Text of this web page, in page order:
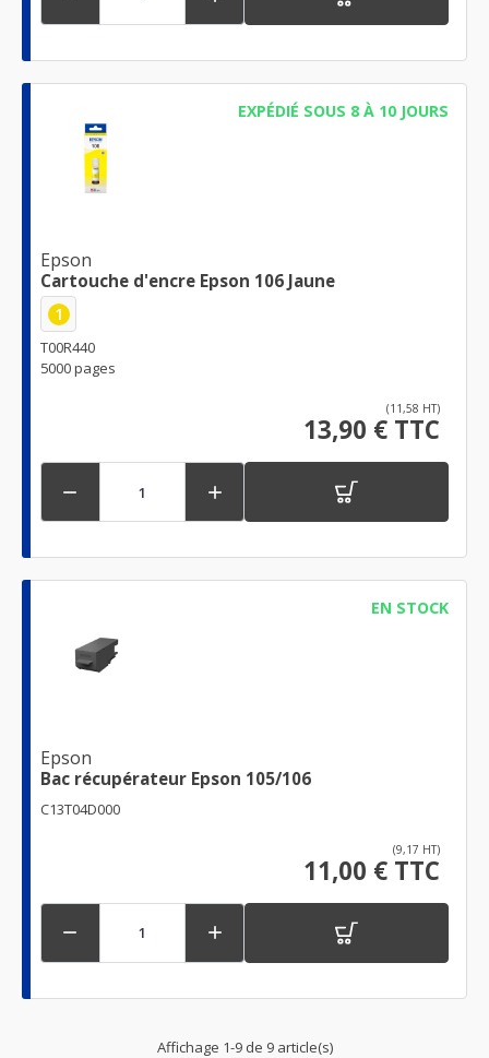
EXPÉDIÉ SOUS 8 À 10 JOURS
Epson
Cartouche d'encre Epson 106 Jaune
1
T00R440
5000 pages
(11,58 HT)
13,90 € TTC
 
EN STOCK
Epson
Bac récupérateur Epson 105/106
C13T04D000
(9,17 HT)
11,00 € TTC
 
Affichage 1-9 de 9 article(s)